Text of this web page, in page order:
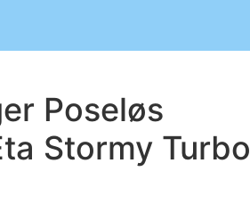
Poseløs
Stormy Turbo